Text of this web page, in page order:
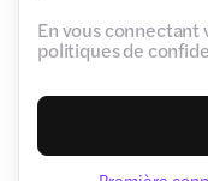
En vous connectant
politiques de